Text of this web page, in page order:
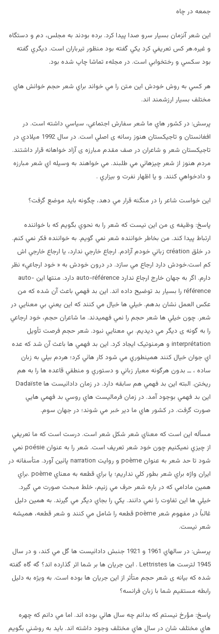
جمعه در چاه
اين شعر آنزمان بسيار سرو صدا پيدا کرد. برده بودند به مجلس، دم و دستگاه
و غيره.هر کس تعريفي کرد يکي گفته بود منظور تيرباران است. ديگري گفته
بود سکسي و رختخوابي است. در مجلهء تماشا چاپ شده بود.
هر کسي به روش خودش اين متن را مي خواند براي شعر حجم خوانش هاي
مختلف بسيار ارزشمند اند.
پرسش: در کشور هاي ما شعر سفارش اجتماعي، سياسي داشته است. در
افغانستان و تاجيکستان هنوز رسانه ی اصلي است. در سال 1992 ميلادي در
تاجيکستان شعر و شاعران در صف مقدم مبارزه ی آزاد خواهانه قرار داشتند.
مردم هنوز از شعر چيزهائي مي طلبند. مي خواهند به وسيله اي شعر مبارزه
و دادخواهي کنند. و يا اظهار نفرت و بيزاري .
اين خواست شاعر را در منگنه قرار مي دهد، چگونه بايد موضع گرفت؟
پاسخ: وظيفه ی من اين نيست که شعر را به نحوي بگويم که با خواننده
ارتباط پيدا کند. من بخاطر خواننده شعر نمي گويم. به خواننده فکر نمي کنم.
در خلق création زباني خودم آزادم. ارجاع خارجي ندارد، يا ارجاع خارجي اش
کم است.خودش دارد ارجاع مي سازد. در درون خودش به « خود ارجاعي» نظر
دارم. اگر به جهان خارج ارجاع ندارد auto-référence دارد. منتها اين auto-
référence را بسيار بد توضيح داده اند. اين بد فهمي باعث آن شده که من
عکس العمل نشان بدهم. خيلي ها خيال مي کنند که اين يعني بي معنايي در
شعر. چون خيلي ها شعر حجم را نمي فهميدند. ما شاعران حجم، خود ارجاعي
را به گونه ی ديگر مي ديديم. بي معنايي نبود. شعر حجم فرصت تأويل
interprétation و هرمنوتيک ايجاد کرد. اين بد فهمي ها باعث آن شد که عده
اي جوان خيال کنند همينطوري مي شود کار هائي کرد؛ هردم بيلي به زبان
ساده ، ــ بدون هرگونه معيار زباني و دستوري و منطقي قاعده ها را به هم
ريختن. البته اين بد فهمي هم سابقه دارد. در زمان دادائيست ها Dadaïste
اين بد فهمي بوجود آمد. در زمان فرماليست هاي روسي بد فهمي هايي
صورت گرفت. در کشور هاي ما دير خبر مي شوند؛ در جهان سوم.
مسأله اين است که معناي شعر شکل شعر است. درست است که ما تعريفي
از چيزي نميکنيم چون خود شعر تعريف است. شعر را به عنوان poésie نمي
شود تا حد شعر به عنوان poème و روايت narration پائين آورد. متأسفانه در
ايران واژه براي شعر بطور کلي نداريم؛ يا براي قطعه به معناي poème .براي
همين مادامي که در باره شعر حرف مي زنيم، خلط مبحث صورت مي گيرد.
خيلي ها اين تفاوت را نمي دانند. يکي را بجاي ديگر مي گيرند. به همين دليل
غالباً در مفهوم شعر poème قطعه را شامل مي کنند و شعر قطعه، هميشه
شعر نيست.
پرسش: در سالهاي 1961 و 1921 جنبش دادائیست ها گل مي کند، و در سال
1945 لترست ها Lettristes . اين جريان ها بر شما اثر گذارده اند؟ گه گاه گفته
شده که بيانه ی شعر حجم متأثر از اين جريان ها بوده است. به ويژه به دليل
رابطه مستقيم شما با زبان فرانسه؟
پاسخ: مؤرخ نيستم که بدانم چه سال هائي بوده اند. اما مي دانم که چهره
هاي مختلف شان در سال هاي مختلف وجود داشته اند. بايد به روشني بگويم